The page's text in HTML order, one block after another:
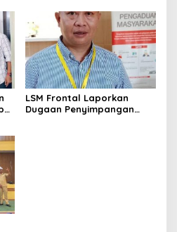
ASI, Cegah Stunting hingga
Perawatan Lansia
LSM Frontal Laporkan
Dugaan Penyimpangan